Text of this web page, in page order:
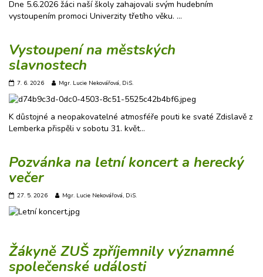
Dne 5.6.2026 žáci naší školy zahajovali svým hudebním
vystoupením promoci Univerzity třetího věku. …
Vystoupení na městských
slavnostech
7. 6. 2026 Mgr. Lucie Nekovářová, DiS.
K důstojné a neopakovatelné atmosféře pouti ke svaté Zdislavě z
Lemberka přispěli v sobotu 31. květ…
Pozvánka na letní koncert a herecký
večer
27. 5. 2026 Mgr. Lucie Nekovářová, DiS.
Žákyně ZUŠ zpříjemnily významné
společenské události